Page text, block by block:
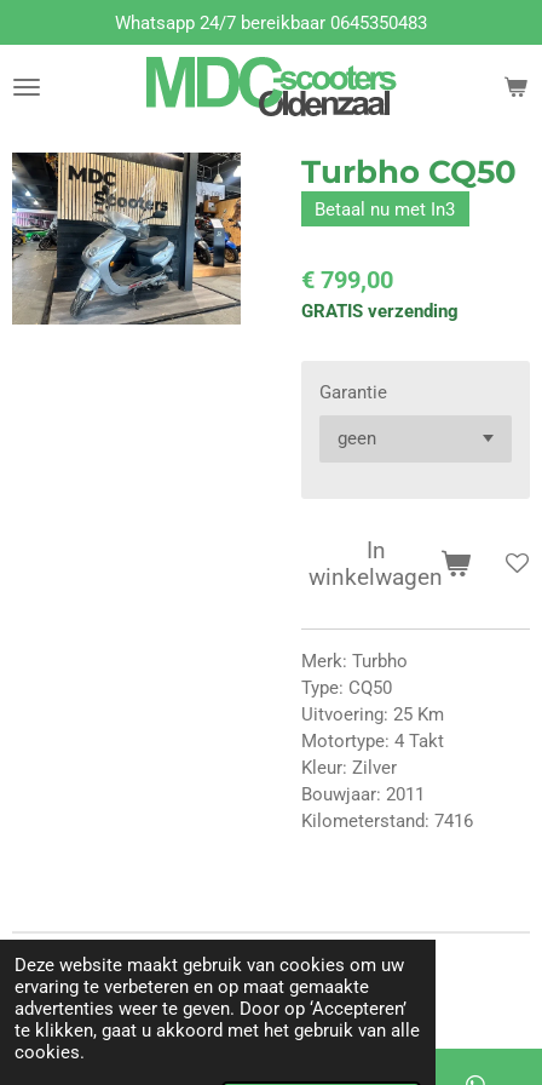
Deze website maakt gebruik van cookies om uw
ervaring te verbeteren en op maat gemaakte
advertenties weer te geven. Door op ‘Accepteren’
te klikken, gaat u akkoord met het gebruik van alle
cookies.
direct
naar
Whatsapp 24/7 bereikbaar 0645350483
Turbho CQ50
Betaal nu met In3
€ 799,00
GRATIS verzending
Garantie
In
winkelwagen
Merk: Turbho
Type: CQ50
Uitvoering: 25 Km
Motortype: 4 Takt
Kleur: Zilver
Bouwjaar: 2011
Kilometerstand: 7416
© 2025 - 2026 MDC-Scooters
Powered byJouwWeb